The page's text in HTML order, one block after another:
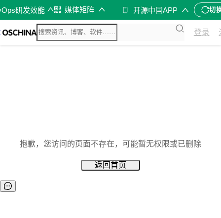
研发效能 媒体矩阵 开源中国APP 切
登录
抱歉，您访问的页面不存在，可能暂无权限或已删除
返回首页